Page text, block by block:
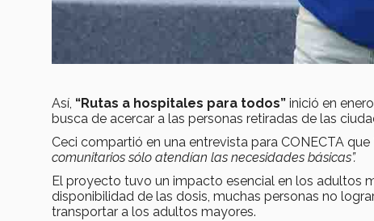
Así, “Rutas a hospitales para todos” inició en
busca de acercar a las personas retiradas de las
Ceci compartió en una entrevista para CONECTA que
comunitarios sólo atendían las necesidades básicas”.
El proyecto tuvo un impacto esencial en los adultos
disponibilidad de las dosis, muchas personas no
transportar a los adultos mayores.